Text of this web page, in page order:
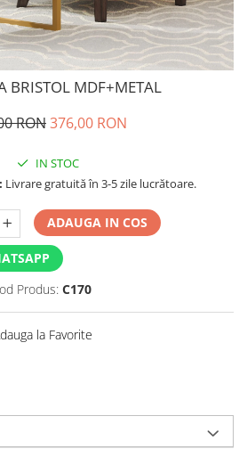
BRISTOL MDF+METAL
RON376,00 RON
IN STOC
Livrare gratuită în 3-5 zile lucrătoare.
ADAUGA IN COS
Produs: C170
la Favorite